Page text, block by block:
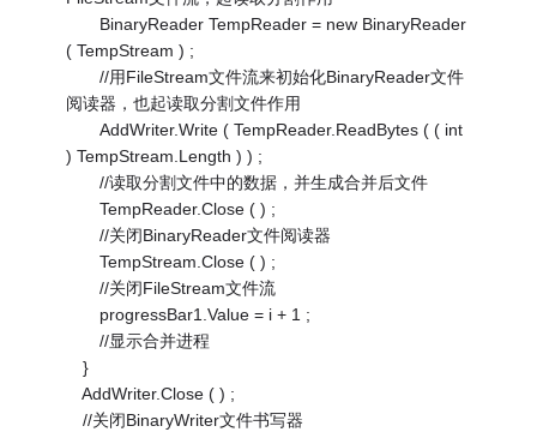
BinaryReader TempReader = new BinaryReader
( TempStream ) ;
//用FileStream文件流来初始化BinaryReader文件
阅读器，也起读取分割文件作用
AddWriter.Write ( TempReader.ReadBytes ( ( int
) TempStream.Length ) ) ;
//读取分割文件中的数据，并生成合并后文件
TempReader.Close ( ) ;
//关闭BinaryReader文件阅读器
TempStream.Close ( ) ;
//关闭FileStream文件流
progressBar1.Value = i + 1 ;
//显示合并进程
}
AddWriter.Close ( ) ;
//关闭BinaryWriter文件书写器